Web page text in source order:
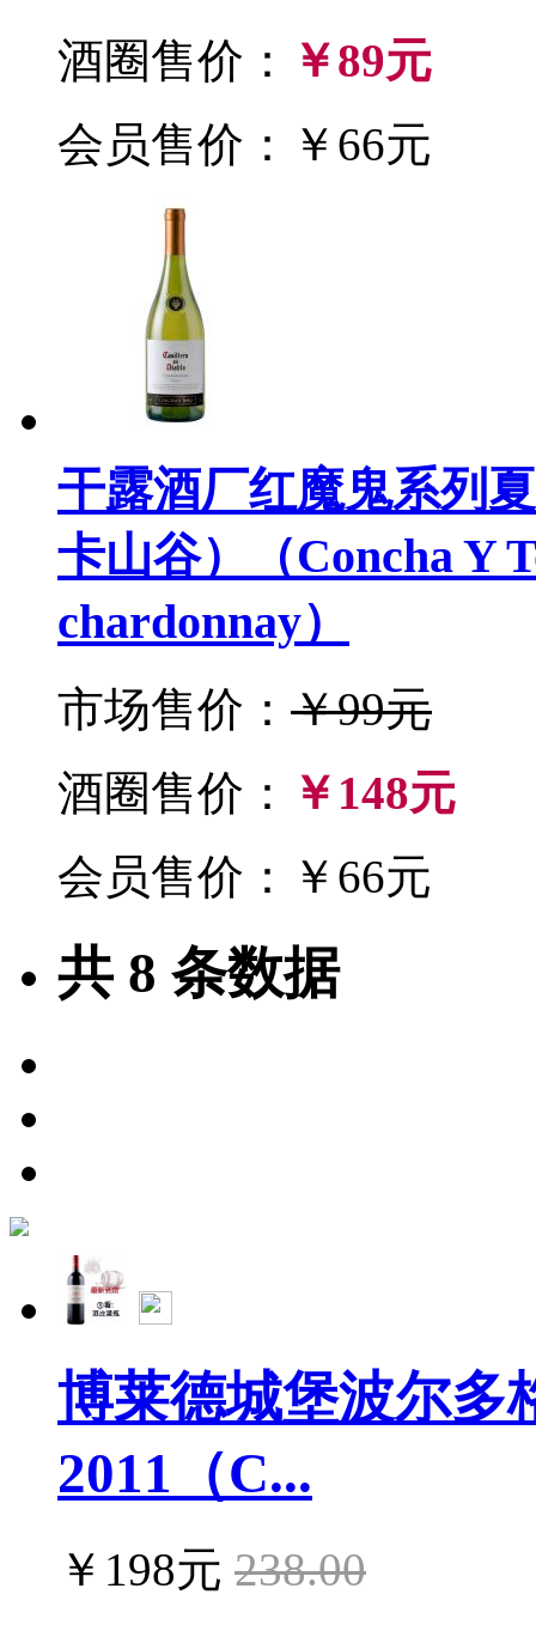
酒圈售价：
￥89元
会员售价：￥66元
干露酒厂红魔鬼系列
卡山谷）（Concha Y
chardonnay）
市场售价： ￥99元
酒圈售价：
￥148元
会员售价：￥66元
共 8 条数据
博莱德城堡波尔多
2011（C...
￥198元 238.00